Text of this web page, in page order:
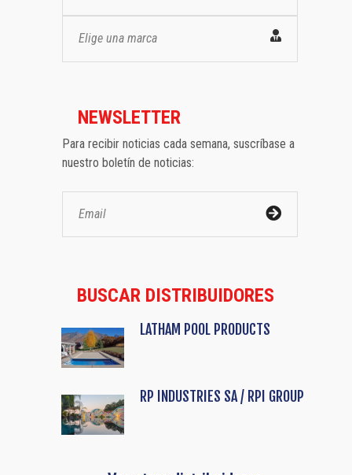
Elige una marca
NEWSLETTER
Para recibir noticias cada semana, suscríbase a
nuestro boletín de noticias:
BUSCAR DISTRIBUIDORES
LATHAM POOL PRODUCTS
RP INDUSTRIES SA / RPI GROUP